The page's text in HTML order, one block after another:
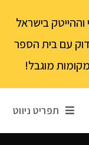
בישראל
נא לבדוק עם בית הספר
מוגבל!
תפריט ניווט